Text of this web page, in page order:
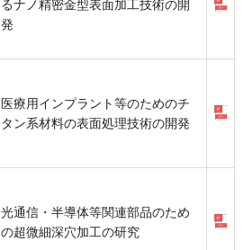
るナノ精密金型表面加工技術の開
発
医療用インプラント等のためのチ
タン系材料の表面処理技術の開発
光通信・半導体等関連部品のため
の超微細深穴加工の研究